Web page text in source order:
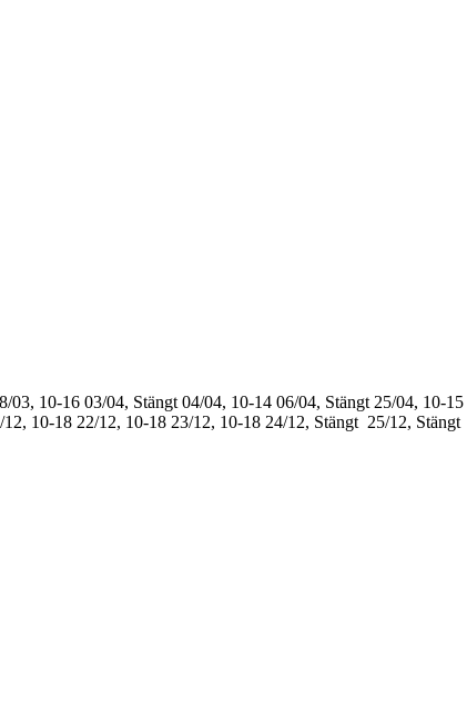
03, 10-16 03/04, Stängt 04/04, 10-14 06/04, Stängt 25/04, 10-15
12, 10-18 22/12, 10-18 23/12, 10-18 24/12, Stängt 25/12, Stängt